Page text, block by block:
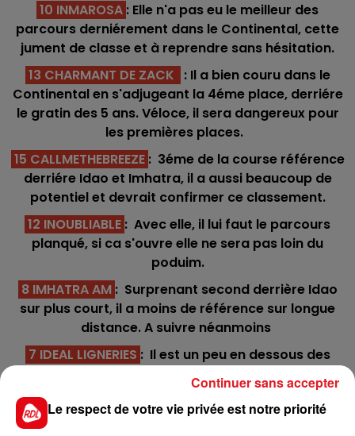
10 INMAROSA : Elle n'a pas eu le meilleur des
parcours derniérement dans le Continental, cette
jument de classe et à reprendre sans hésitation.
13 CHARMANT DE ZACK
: Il a bien couru dans le
Continental en s'adjugeant la 4éme place, derriére
le gratin des 5 ans. Véloce, il sera dangereux pour
les premières places.
15 CALLMETHEBREEZE : 3éme de la course référence
derriére Idao et Imhatra, il a aussi beaucoup de
potentiel et devrait confirmer ce classement.
12 INOUBLIABLE : Avec elle, il lui faut le parcours
planqué, si ca s'ouvre elle ne sera pas loin du
poduim.
8 IMHATRA AM : Surprenant second derrière Idao
sur plus court, il a moins de référence sur longue
distance. A suivre néanmoins
7 IDEAL LIGNERIES : Il est un peu en dessous des
meilleurs, mais reste capable de prendre les
miettes à l'arrivée.
******
Le respect de votre vie privée est notre priorité
Continuer sans accepter